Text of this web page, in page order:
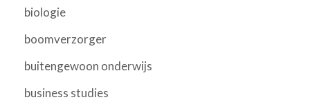
biologie
boomverzorger
buitengewoon onderwijs
business studies